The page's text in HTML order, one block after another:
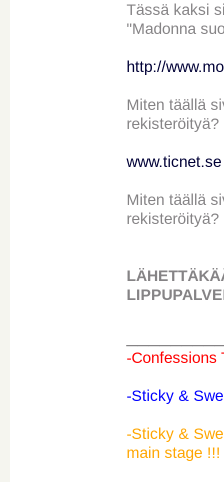
Tässä kaksi
"Madonna
http://
Miten täällä
rekisteröityä?
www.ticnet.se
Miten täällä
rekisteröityä?
-Confessions
-Sticky &
-Sticky &
main stage !!!